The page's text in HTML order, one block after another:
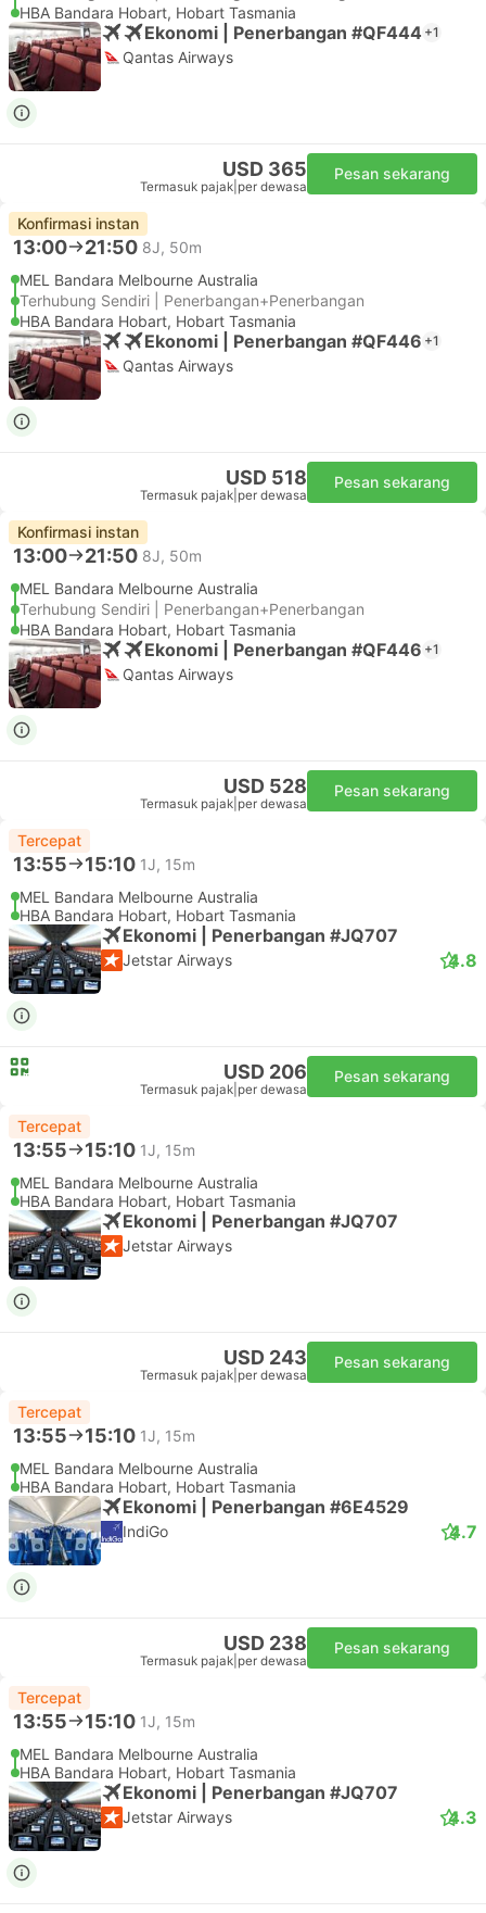
HBA Bandara Hobart, Hobart Tasmania
Ekonomi | Penerbangan #QF444 +1
Qantas Airways
USD 365
Termasuk pajak per dewasa
Pesan sekarang
Konfirmasi instan
13:00 21:50 8J, 50m
MEL Bandara Melbourne Australia
Terhubung Sendiri | Penerbangan+Penerbangan
HBA Bandara Hobart, Hobart Tasmania
Ekonomi | Penerbangan #QF446 +1
Qantas Airways
USD 518
Termasuk pajak per dewasa
Pesan sekarang
Konfirmasi instan
13:00 21:50 8J, 50m
MEL Bandara Melbourne Australia
Terhubung Sendiri | Penerbangan+Penerbangan
HBA Bandara Hobart, Hobart Tasmania
Ekonomi | Penerbangan #QF446 +1
Qantas Airways
USD 528
Termasuk pajak per dewasa
Pesan sekarang
Tercepat
13:55 15:10 1J, 15m
MEL Bandara Melbourne Australia
HBA Bandara Hobart, Hobart Tasmania
Ekonomi | Penerbangan #JQ707
Jetstar Airways 4.8
USD 206
Termasuk pajak per dewasa
Pesan sekarang
Tercepat
13:55 15:10 1J, 15m
MEL Bandara Melbourne Australia
HBA Bandara Hobart, Hobart Tasmania
Ekonomi | Penerbangan #JQ707
Jetstar Airways
USD 243
Termasuk pajak per dewasa
Pesan sekarang
Tercepat
13:55 15:10 1J, 15m
MEL Bandara Melbourne Australia
HBA Bandara Hobart, Hobart Tasmania
Ekonomi | Penerbangan #6E4529
IndiGo 4.7
USD 238
Termasuk pajak per dewasa
Pesan sekarang
Tercepat
13:55 15:10 1J, 15m
MEL Bandara Melbourne Australia
HBA Bandara Hobart, Hobart Tasmania
Ekonomi | Penerbangan #JQ707
Jetstar Airways 4.3